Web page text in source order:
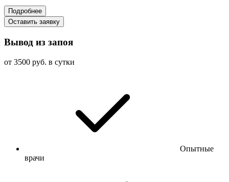
Подробнее
Оставить заявку
Вывод из запоя
от 3500 руб. в сутки
Опытные
врачи